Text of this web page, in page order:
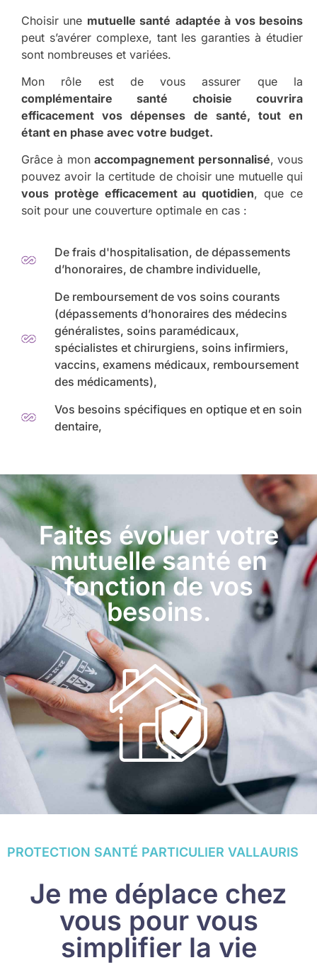
Choisir une mutuelle santé adaptée à vos besoins
peut s’avérer complexe, tant les garanties à étudier
sont nombreuses et variées.
Mon rôle est de vous assurer que la
complémentaire santé choisie couvrira
efficacement vos dépenses de santé, tout en
étant en phase avec votre budget.
Grâce à monaccompagnement personnalisé, vous
pouvez avoir la certitude de choisir une mutuelle qui
vous protège efficacement au quotidien, que ce
soit pour une couverture optimale en cas :
De frais d'hospitalisation, de dépassements
d’honoraires, de chambre individuelle,
De remboursement de vos soins courants
(dépassements d’honoraires des médecins
généralistes, soins paramédicaux,
spécialistes et chirurgiens, soins infirmiers,
vaccins, examens médicaux, remboursement
des médicaments),
Vos besoins spécifiques en optique et en soin
dentaire,
Faites évoluer votre
mutuelle santé en
fonction de vos
besoins.
PROTECTION SANTÉ PARTICULIER VALLAURIS
Je me déplace chez
vous pour vous
simplifier la vie